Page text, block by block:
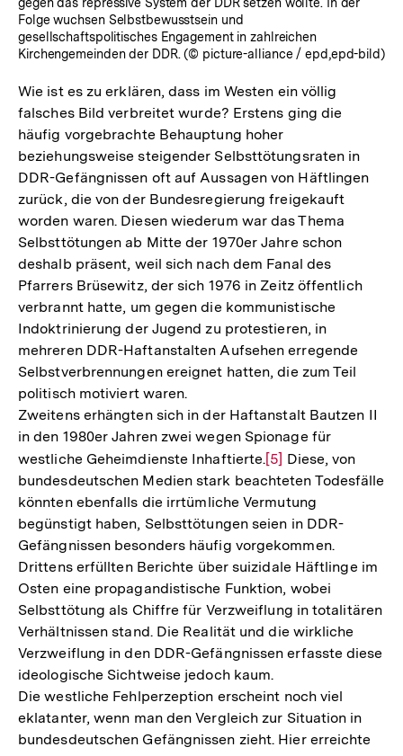
Folge wuchsen Selbstbewusstsein und
gesellschaftspolitisches Engagement in zahlreichen
Kirchengemeinden der DDR. (© picture-alliance / epd,epd-bild)
Wie ist es zu erklären, dass im Westen ein völlig
falsches Bild verbreitet wurde? Erstens ging die
häufig vorgebrachte Behauptung hoher
beziehungsweise steigender Selbsttötungsraten in
DDR-Gefängnissen oft auf Aussagen von Häftlingen
zurück, die von der Bundesregierung freigekauft
worden waren. Diesen wiederum war das Thema
Selbsttötungen ab Mitte der 1970er Jahre schon
deshalb präsent, weil sich nach dem Fanal des
Pfarrers Brüsewitz, der sich 1976 in Zeitz öffentlich
verbrannt hatte, um gegen die kommunistische
Indoktrinierung der Jugend zu protestieren, in
mehreren DDR-Haftanstalten Aufsehen erregende
Selbstverbrennungen ereignet hatten, die zum Teil
politisch motiviert waren.
Zweitens erhängten sich in der Haftanstalt Bautzen II
in den 1980er Jahren zwei wegen Spionage für
westliche Geheimdienste Inhaftierte.Zur
Auflösung
der
Fußnote
[5] Diese, von
bundesdeutschen Medien stark beachteten Todesfälle
könnten ebenfalls die irrtümliche Vermutung
begünstigt haben, Selbsttötungen seien in DDR-
Gefängnissen besonders häufig vorgekommen.
Drittens erfüllten Berichte über suizidale Häftlinge im
Osten eine propagandistische Funktion, wobei
Selbsttötung als Chiffre für Verzweiflung in totalitären
Verhältnissen stand. Die Realität und die wirkliche
Verzweiflung in den DDR-Gefängnissen erfasste diese
ideologische Sichtweise jedoch kaum.
Die westliche Fehlperzeption erscheint noch viel
eklatanter, wenn man den Vergleich zur Situation in
bundesdeutschen Gefängnissen zieht. Hier erreichte